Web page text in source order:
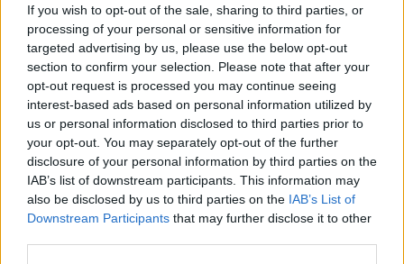
If you wish to opt-out of the sale, sharing to third parties, or
processing of your personal or sensitive information for
targeted advertising by us, please use the below opt-out
section to confirm your selection. Please note that after your
opt-out request is processed you may continue seeing
interest-based ads based on personal information utilized by
us or personal information disclosed to third parties prior to
your opt-out. You may separately opt-out of the further
disclosure of your personal information by third parties on the
IAB’s list of downstream participants. This information may
also be disclosed by us to third parties on the IAB’s List of
Downstream Participants that may further disclose it to other
Teresa Ribera destaca la importancia
de trabajar con Portugal contra el
cambio climático: “compartimos
muchas de nuestras preocupaciones
y somos conscientes de que la
incidencia es muy parecida”